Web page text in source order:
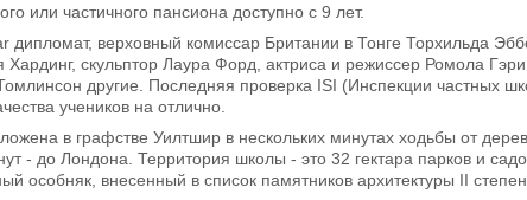
или частичного пансиона доступно с 9 лет.
дипломат, верховный комиссар Британии в Тонге Торхильда
скульптор Лаура Форд, актриса и режиссер Ромола
другие. Последняя проверка ISI (Инспекции частных
учеников на отлично.
в графстве Уилтшир в нескольких минутах ходьбы от
- до Лондона. Территория школы - это 32 гектара парков и
особняк, внесенный в список памятников архитектуры II